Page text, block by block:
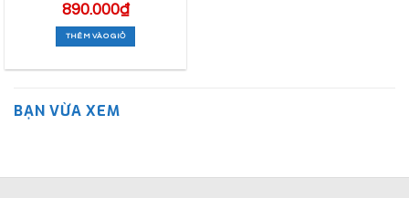
890.000₫
THÊM VÀO GIỎ
BẠN VỪA XEM